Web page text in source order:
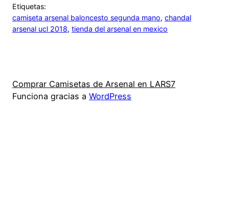
Etiquetas:
camiseta arsenal baloncesto segunda mano, chandal
arsenal ucl 2018, tienda del arsenal en mexico
Comprar Camisetas de Arsenal en LARS7
Funciona gracias a WordPress